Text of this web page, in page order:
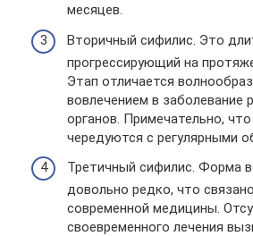
месяцев.
Вторичный сифилис. Это
прогрессирующий на
Этап отличается
вовлечением в заболевание
органов. Примечательно,
чередуются с регулярными
Третичный сифилис. Форма
довольно редко, что
современной медицины.
своевременного лечения